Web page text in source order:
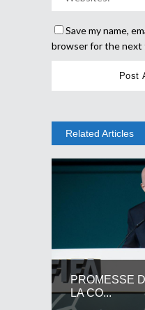
Save my name,
browser for the next
Related Articles
PROMESSE
LA CO...